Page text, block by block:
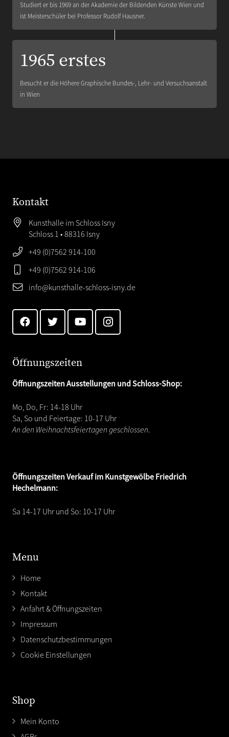
Studiert er bis 1969 an der Akademie der Bildenden Künste Wien und
ist Meisterschüler bei Professor Rudolf Hausner.
1965 erstes
Besucht er die Höhere Graphische Bundes-, Lehr- und Versuchsanstalt
in Wien
Kontakt
Kunsthalle im Schloss Isny
Schloss 1 • 88316 Isny
+49 (0)7562 914-100
+49 (0)7562 914-106
info@kunsthalle-schloss-isny.de
Öffnungszeiten
Öffnungszeiten Ausstellungen und Schloss-Shop:
Mo, Do, Fr: 14-18 Uhr
Sa, So und Feiertage: 10-17 Uhr
An den Weihnachtsfeiertagen geschlossen.
ÖffnungszeitenVerkauf im Kunstgewölbe Friedrich
Hechelmann:
Sa 14-17 Uhr und So: 10-17 Uhr
Menu
Home
Kontakt
Anfahrt & Öffnungszeiten
Impressum
Datenschutzbestimmungen
Cookie Einstellungen
Shop
Mein Konto